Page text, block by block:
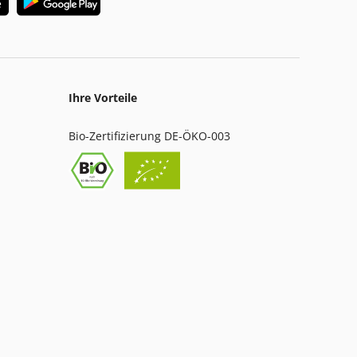
Ihre Vorteile
Bio-Zertifizierung DE-ÖKO-003